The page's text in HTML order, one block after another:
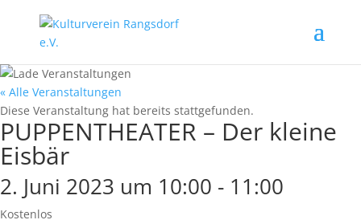
« Alle Veranstaltungen
Diese Veranstaltung hat bereits stattgefunden.
PUPPENTHEATER – Der kleine
Eisbär
2. Juni 2023 um 10:00 - 11:00
Kostenlos